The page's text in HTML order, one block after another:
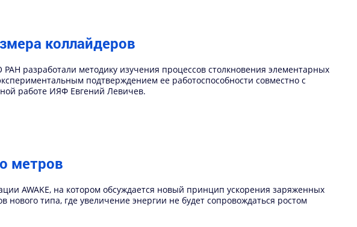
коллайдеров
разработали методику изучения процессов столкновения элементарных
подтверждением ее работоспособности совместно с
работе ИЯФ Евгений Левичев.
метров
AWAKE, на котором обсуждается новый принцип ускорения заряженных
типа, где увеличение энергии не будет сопровождаться ростом